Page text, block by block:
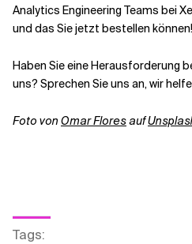
Analytics Engineering Teams bei
und das Sie jetzt bestellen können!
Haben Sie eine Herausforderung
uns? Sprechen Sie uns an, wir
Foto von Omar Floresauf
Tags: